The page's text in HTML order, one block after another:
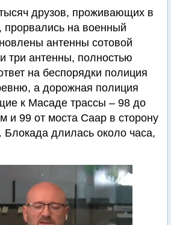
друзов, проживающих в
на военный
антенны сотовой
три антенны, полностью
на беспорядки полиция
а дорожная полиция
к Масаде трассы – 98 до
и 99 от моста Саар в сторону
длилась около часа,